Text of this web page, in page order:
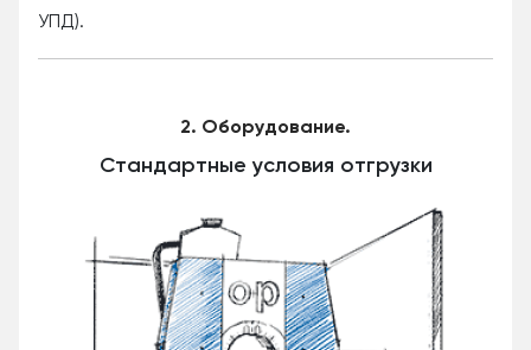
УПД).
2. Оборудование.
Стандартные условия отгрузки